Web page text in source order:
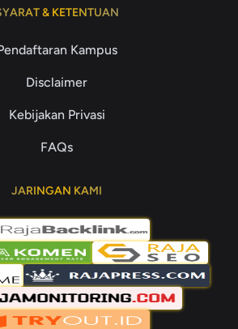
& KETENTUAN
Kampus
Disclaimer
Kebijakan Privasi
FAQs
JARINGAN KAMI